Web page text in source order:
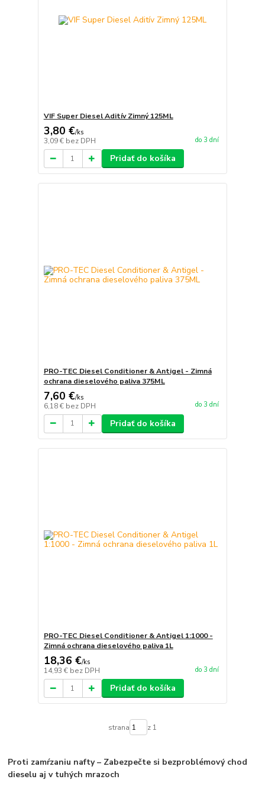
VIF Super Diesel Aditív Zimný 125ML
3,80 €/ks
3,09 € bez DPH do 3 dní
Pridať do košíka
PRO-TEC Diesel Conditioner & Antigel - Zimná
ochrana dieselového paliva 375ML
7,60 €/ks
6,18 € bez DPH do 3 dní
Pridať do košíka
PRO-TEC Diesel Conditioner & Antigel 1:1000 -
Zimná ochrana dieselového paliva 1L
18,36 €/ks
14,93 € bez DPH do 3 dní
Pridať do košíka
strana z 1
Proti zamŕzaniu nafty – Zabezpečte si bezproblémový chod
dieselu aj v tuhých mrazoch